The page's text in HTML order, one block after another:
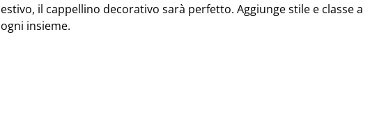
estivo, il cappellino decorativo sarà perfetto. Aggiunge stile e classe a
ogni insieme.